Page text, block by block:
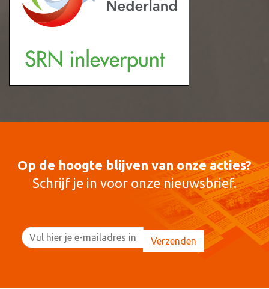
Op de hoogte blijven van onze acties?
Schrijf je in voor onze nieuwsbrief.